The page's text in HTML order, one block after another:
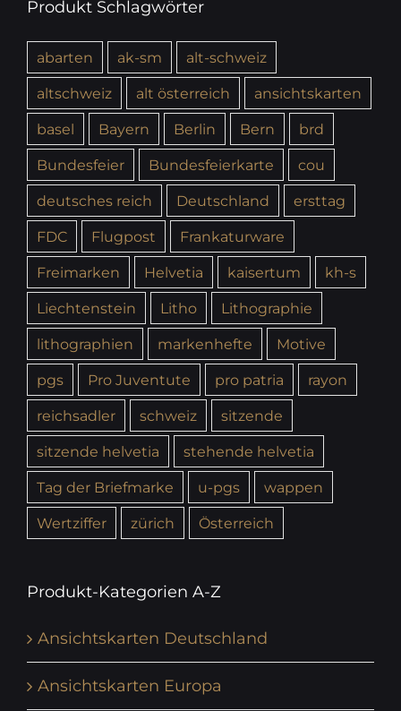
Produkt Schlagwörter
abarten ak-sm
alt-schweiz
altschweiz
alt österreich
ansichtskarten
basel
Bayern Berlin Bern
brd
Bundesfeier
Bundesfeierkarte
cou
deutsches reich
Deutschland
ersttag
FDC
Flugpost
Frankaturware
Freimarken
Helvetia kaisertum
kh-s
Liechtenstein
Litho
Lithographie
lithographien
markenhefte
Motive
pgs
Pro Juventute pro patria
rayon
reichsadler
schweiz
sitzende
sitzende helvetia
stehende helvetia
Tag der Briefmarke
u-pgs
wappen
Wertziffer
zürich Österreich
Produkt-Kategorien A-Z
Ansichtskarten Deutschland
Ansichtskarten Europa